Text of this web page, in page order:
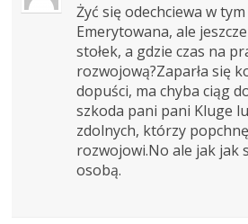
Żyć się odechciewa w tym
Emerytowana, ale
stołek, a gdzie czas na
rozwojową?Zaparła się
dopuści, ma chyba ciąg
szkoda pani pani Kluge
zdolnych, którzy
rozwojowi.No ale jak jak
osobą.